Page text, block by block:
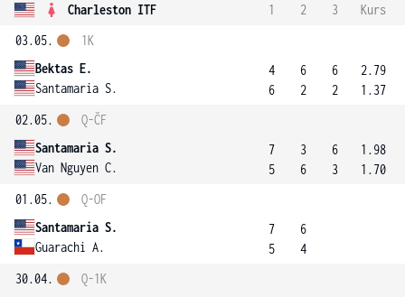
Charleston ITF 1 2 3
Kurs
03.05.
Bektas E.
Santamaria S.
1K
4
6
6
2
6
2
2.79
1.37
02.05.
Santamaria S.
Van Nguyen C.
Q-ČF
7
5
3
6
6
3
1.98
1.70
01.05.
Santamaria S.
Guarachi A.
Q-OF
7
5
6
4
30.04.
Q-1K